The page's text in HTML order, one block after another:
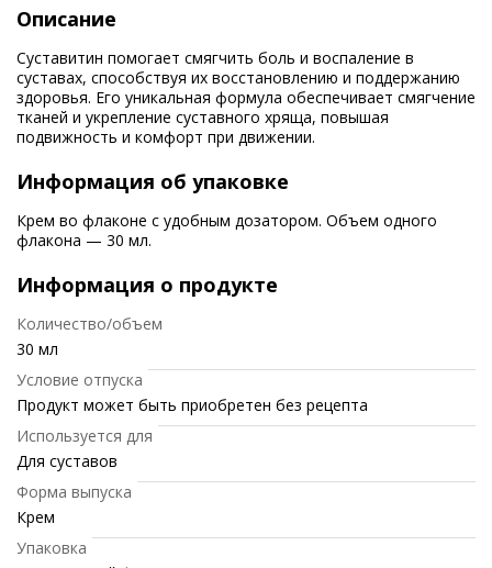
Описание
Суставитин помогает смягчить боль и воспаление в
суставах, способствуя их восстановлению и поддержанию
здоровья. Его уникальная формула обеспечивает смягчение
тканей и укрепление суставного хряща, повышая
подвижность и комфорт при движении.
Информация об упаковке
Крем во флаконе с удобным дозатором. Объем одного
флакона — 30 мл.
Информация о продукте
Количество/объем
30 мл
Условие отпуска
Продукт может быть приобретен без рецепта
Используется для
Для суставов
Форма выпуска
Крем
Упаковка